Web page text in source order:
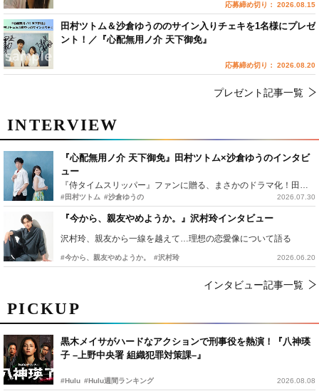
PICKUP
黒木メイサがハードなアクションで刑事役を熱演！『八神瑛
子 –上野中央署 組織犯罪対策課–』
#Hulu #Hulu週間ランキング 2026.08.08
INTERVIEW
『心配無用ノ介 天下御免』田村ツトム×沙倉ゆうのインタビ
ュー
『侍タイムスリッパー』ファンに贈る、まさかのドラマ化！田村ツトム×沙倉ゆうのが語る『心配無用ノ介』撮影秘話
#田村ツトム #沙倉ゆうの 2026.07.30
『今から、親友やめようか。』沢村玲インタビュー
沢村玲、親友から一線を越えて…理想の恋愛像について語る
#今から、親友やめようか。 #沢村玲 2026.06.20
インタビュー記事一覧
応募締め切り： 2026.08.15
田村ツトム＆沙倉ゆうののサイン入りチェキを1名様にプレゼ
ント！／『心配無用ノ介 天下御免』
応募締め切り： 2026.08.20
プレゼント記事一覧